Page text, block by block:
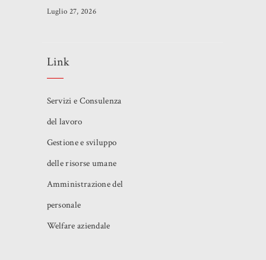
Luglio 27, 2026
Link
Servizi e Consulenza
del lavoro
Gestione e sviluppo
delle risorse umane
Amministrazione del
personale
Welfare aziendale